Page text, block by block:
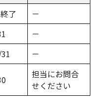
了
－
－
－
担当にお問合
せください